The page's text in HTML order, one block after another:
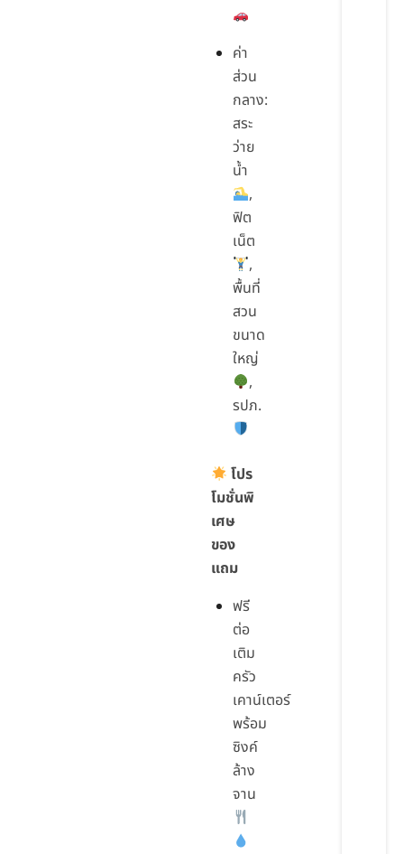
ค่า
ส่วน
กลาง:
สระ
ว่าย
น้ำ
,
ฟิต
เน็ต
,
พื้นที่
สวน
ขนาด
ใหญ่
,
รปภ.
โปร
โมชั่นพิ
เศษ
ของ
แถม
ฟรี
ต่อ
เติม
ครัว
เคาน์เตอร์
พร้อม
ซิงค์
ล้าง
จาน